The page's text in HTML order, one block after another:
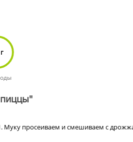
пиццы"
Муку просеиваем и смешиваем с